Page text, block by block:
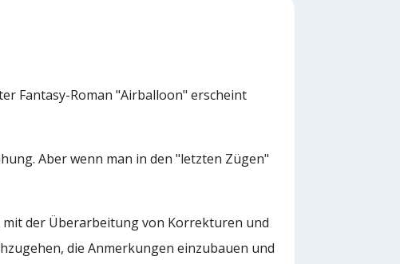
Fantasy-Roman "Airballoon" erscheint
Aber wenn man in den "letzten Zügen"
der Überarbeitung von Korrekturen und
die Anmerkungen einzubauen und